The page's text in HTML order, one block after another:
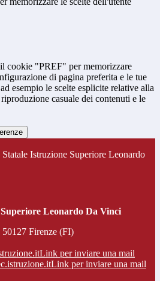
cookie "PREF" per memorizzare
di pagina preferita e le tue
esempio le scelte esplicite relative alla
casuale dei contenuti e le
Istruzione Superiore Leonardo
Leonardo Da Vinci
Firenze (FI)
Link per inviare una mail
Link per inviare una mail